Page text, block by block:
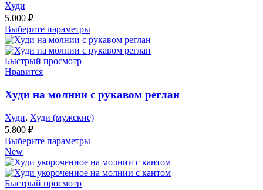
Худи
5.000 ₽
Выберите параметры
Быстрый просмотр
Нравится
Худи на молнии с рукавом реглан
Худи, Худи (мужские)
5.800 ₽
Выберите параметры
New
Быстрый просмотр